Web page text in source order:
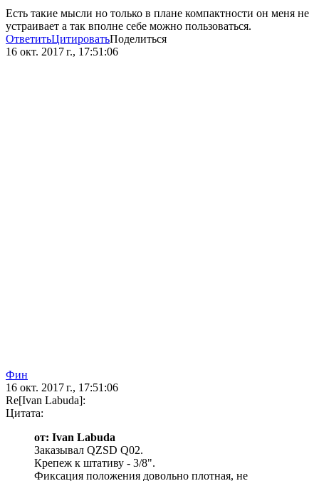
Есть такие мысли но только в плане компактности он меня не
устраивает а так вполне себе можно пользоваться.
ОтветитьЦитироватьПоделиться
16 окт. 2017 г., 17:51:06
Фин
16 окт. 2017 г., 17:51:06
Re[Ivan Labuda]:
Цитата:
от: Ivan Labuda
Заказывал QZSD Q02.
Крепеж к штативу - 3/8".
Фиксация положения довольно плотная, не